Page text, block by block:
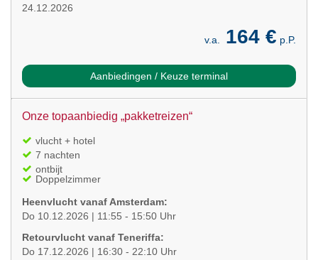
24.12.2026
v.a. 164 € p.P.
Aanbiedingen / Keuze terminal
Onze topaanbiedig „pakketreizen“
vlucht + hotel
7 nachten
ontbijt
Doppelzimmer
Heenvlucht vanaf Amsterdam:
Do 10.12.2026 | 11:55 - 15:50 Uhr
Retourvlucht vanaf Teneriffa:
Do 17.12.2026 | 16:30 - 22:10 Uhr